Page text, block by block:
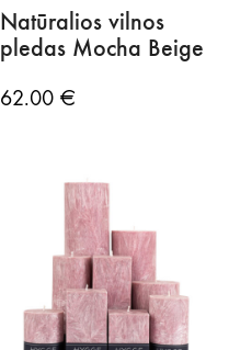
Natūralios vilnos
pledas Mocha Beige
62.00 €